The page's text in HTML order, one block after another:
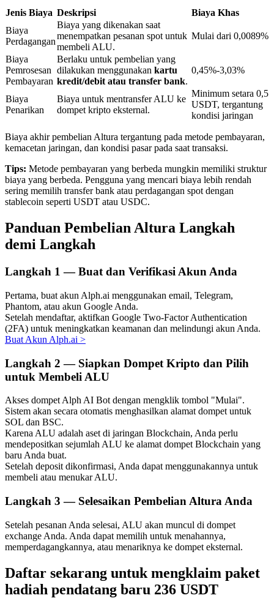
Penguncian BTR
Investasi eksklusif untuk pemegang BTR
Pinjaman
Layanan pinjaman yang didukung Crypto
Investasi Otomatis
Raih keuntungan jangka panjang dan kepentingan fleksibel
Pelajari Staking
Bitrue
Jenis Biaya Deskripsi
Biaya Khas
Biaya
Perdagangan
Biaya yang dikenakan saat
menempatkan pesanan spot untuk
membeli ALU.
Mulai dari 0,0089%
Biaya
Pemrosesan
Pembayaran
Berlaku untuk pembelian yang
dilakukan menggunakan kartu
kredit/debit atau transfer bank.
0,45%-3,03%
Biaya
Penarikan
Biaya untuk mentransfer ALU ke
dompet kripto eksternal.
Minimum setara 0,5
USDT, tergantung
kondisi jaringan
Biaya akhir pembelian Altura tergantung pada metode pembayaran,
kemacetan jaringan, dan kondisi pasar pada saat transaksi.
Tips: Metode pembayaran yang berbeda mungkin memiliki struktur
biaya yang berbeda. Pengguna yang mencari biaya lebih rendah
sering memilih transfer bank atau perdagangan spot dengan
stablecoin seperti USDT atau USDC.
Panduan Pembelian Altura Langkah
demi Langkah
Langkah 1 —Buat dan Verifikasi Akun Anda
Pertama, buat akun Alph.ai menggunakan email, Telegram,
Phantom, atau akun Google Anda.
Setelah mendaftar, aktifkan Google Two-Factor Authentication
(2FA) untuk meningkatkan keamanan dan melindungi akun Anda.
Buat Akun Alph.ai >
Langkah 2 — Siapkan Dompet Kripto dan Pilih
untuk Membeli ALU
Akses dompet Alph AI Bot dengan mengklik tombol "Mulai".
Sistem akan secara otomatis menghasilkan alamat dompet untuk
SOL dan BSC.
Karena ALU adalah aset di jaringan Blockchain, Anda perlu
mendepositkan sejumlah ALU ke alamat dompet Blockchain yang
baru Anda buat.
Setelah deposit dikonfirmasi, Anda dapat menggunakannya untuk
membeli atau menukar ALU.
Langkah 3 — Selesaikan Pembelian Altura Anda
Setelah pesanan Anda selesai, ALU akan muncul di dompet
exchange Anda. Anda dapat memilih untuk menahannya,
memperdagangkannya, atau menariknya ke dompet eksternal.
Daftar sekarang untuk mengklaim paket
hadiah pendatang baru 236 USDT